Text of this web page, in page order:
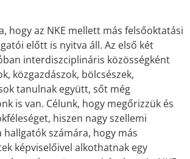
hogy az NKE mellett más felsőoktatási
előtt is nyitva áll. Az első két
interdiszciplináris közösségként
közgazdászok, bölcsészek,
tanulnak együtt, sőt még
is van. Célunk, hogy megőrizzük és
hiszen nagy szellemi
számára, hogy más
képviselőivel alkothatnak egy